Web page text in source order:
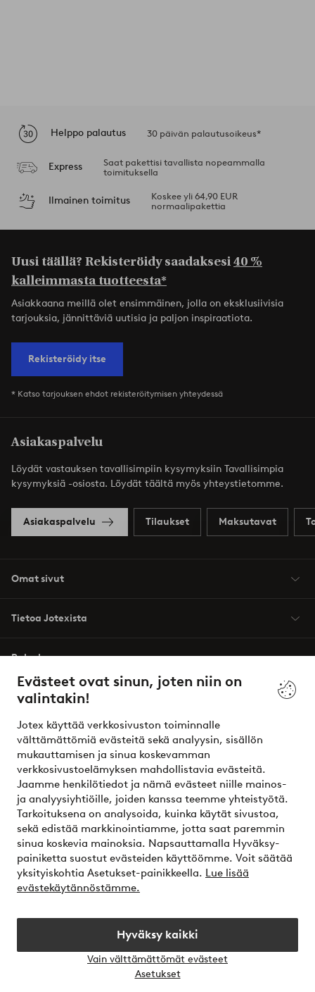
Evästeet ovat sinun, joten niin on
valintakin!
Jotex käyttää verkkosivuston toiminnalle
välttämättömiä evästeitä sekä analyysin, sisällön
mukauttamisen ja sinua koskevamman
verkkosivustoelämyksen mahdollistavia evästeitä.
Jaamme henkilötiedot ja nämä evästeet niille mainos-
ja analyysiyhtiöille, joiden kanssa teemme yhteistyötä.
Tarkoituksena on analysoida, kuinka käytät sivustoa,
sekä edistää markkinointiamme, jotta saat paremmin
sinua koskevia mainoksia. Napsauttamalla Hyväksy-
painiketta suostut evästeiden käyttöömme. Voit säätää
yksityiskohtia Asetukset-painikkeella. Lue lisää
evästekäytännöstämme.
Hyväksy kaikki
Vain välttämättömät evästeet
Asetukset
Helppo palautus 30 päivän palautusoikeus*
Express
Saat pakettisi tavallista nopeammalla
toimituksella
Ilmainen toimitus
Koskee yli 64,90 EUR
normaalipakettia
Uusi täällä? Rekisteröidy saadaksesi40 %
kalleimmasta tuotteesta*
Asiakkaana meillä olet ensimmäinen, jolla on eksklusiivisia
tarjouksia, jännittäviä uutisia ja paljon inspiraatiota.
Rekisteröidy itse
* Katso tarjouksen ehdot rekisteröitymisen yhteydessä
Asiakaspalvelu
Löydät vastauksen tavallisimpiin kysymyksiin Tavallisimpia
kysymyksiä -osiosta. Löydät täältä myös yhteystietomme.
Asiakaspalvelu Tilaukset Maksutavat
Omat sivut
Tietoa Jotexista
Palvelumme
Ehdot
Ystävät
Turvalliset maksut – maksa nyt tai erissä
Haluatko tietää lisää maksuvaihtoehdoistamme?
elpy